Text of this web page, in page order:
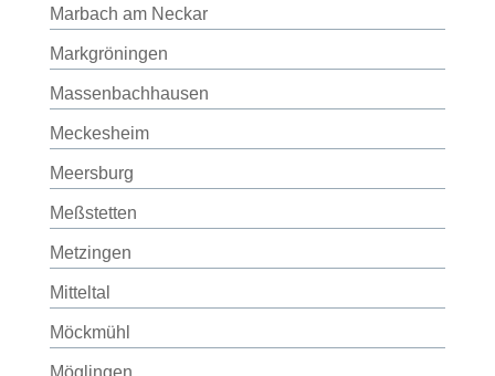
Marbach am Neckar
Markgröningen
Massenbachhausen
Meckesheim
Meersburg
Meßstetten
Metzingen
Mitteltal
Möckmühl
Möglingen